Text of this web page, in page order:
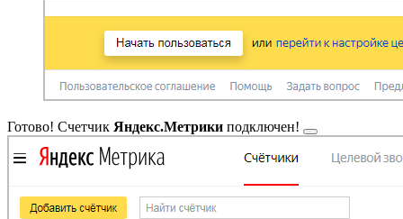
Готово! Счетчик Яндекс.Метрики подключен!